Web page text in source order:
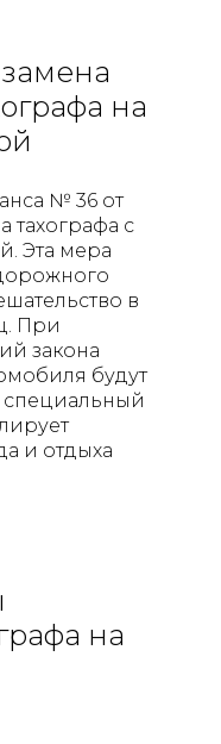
на
№ 36 от
тахографа с
Эта мера
в
При
закона
будут
специальный
и отдыха
на